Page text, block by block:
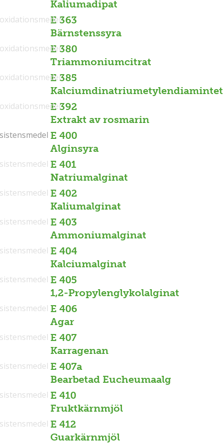
Kaliumadipat
E 363
Bärnstenssyra
E 380
Triammoniumcitrat
E 385
E 392
Extrakt av rosmarin
E 400
Alginsyra
E 401
Natriumalginat
E 402
Kaliumalginat
E 403
Ammoniumalginat
E 404
Kalciumalginat
E 405
1,2-Propylenglykolalginat
E 406
Agar
E 407
Karragenan
E 407a
Bearbetad Eucheumaalg
E 410
Fruktkärnmjöl
E 412
Guarkärnmjöl